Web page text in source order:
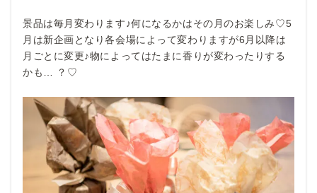
景品は毎月変わります♪何になるかはその月のお楽しみ♡5
月は新企画となり各会場によって変わりますが6月以降は
月ごとに変更♪物によってはたまに香りが変わったりする
かも… ？♡